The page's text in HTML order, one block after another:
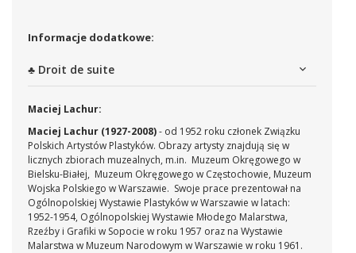
Informacje dodatkowe:
♣ Droit de suite
Maciej Lachur:
Maciej Lachur (1927-2008)- od 1952 roku członek Związku
Polskich Artystów Plastyków. Obrazy artysty znajdują się w
licznych zbiorach muzealnych, m.in. Muzeum Okręgowego w
Bielsku-Białej, Muzeum Okręgowego w Częstochowie, Muzeum
Wojska Polskiego w Warszawie. Swoje prace prezentował na
Ogólnopolskiej Wystawie Plastyków w Warszawie w latach:
1952-1954, Ogólnopolskiej Wystawie Młodego Malarstwa,
Rzeźby i Grafiki w Sopocie w roku 1957 oraz na Wystawie
Malarstwa w Muzeum Narodowym w Warszawie w roku 1961.